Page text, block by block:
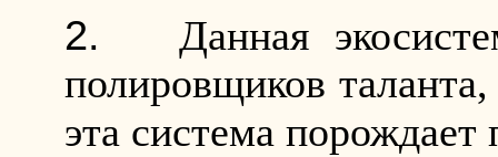
Данная
полировщиков
эта система